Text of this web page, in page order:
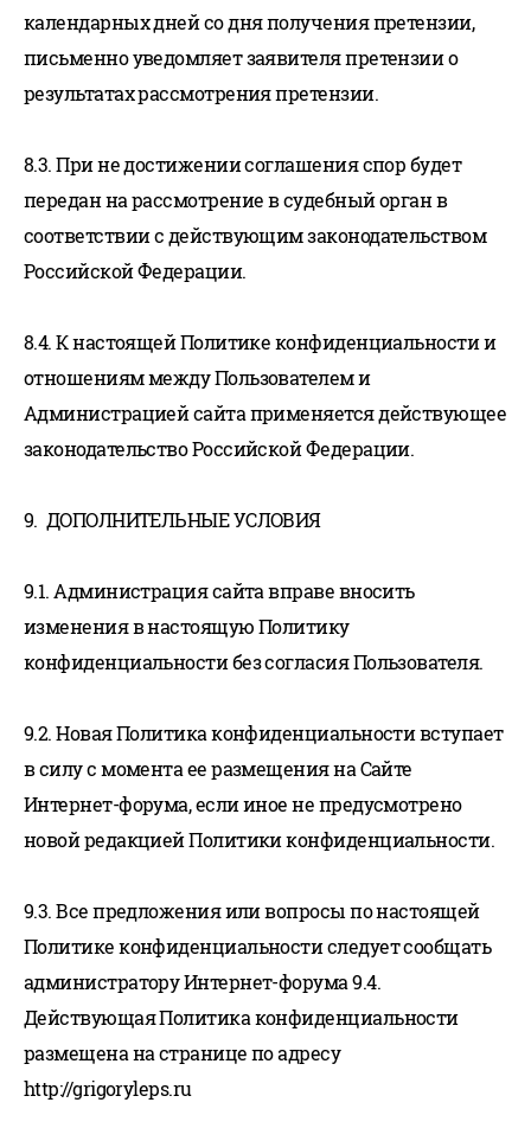
календарных дней со дня получения претензии,
письменно уведомляет заявителя претензии о
результатах рассмотрения претензии.
8.3. При не достижении соглашения спор будет
передан на рассмотрение в судебный орган в
соответствии с действующим законодательством
Российской Федерации.
8.4. К настоящей Политике конфиденциальности и
отношениям между Пользователем и
Администрацией сайта применяется действующее
законодательство Российской Федерации.
9. ДОПОЛНИТЕЛЬНЫЕ УСЛОВИЯ
9.1. Администрация сайта вправе вносить
изменения в настоящую Политику
конфиденциальности без согласия Пользователя.
9.2. Новая Политика конфиденциальности вступает
в силу с момента ее размещения на Сайте
Интернет-форума, если иное не предусмотрено
новой редакцией Политики конфиденциальности.
9.3. Все предложения или вопросы по настоящей
Политике конфиденциальности следует сообщать
администратору Интернет-форума 9.4.
Действующая Политика конфиденциальности
размещена на странице по адресу
http://grigoryleps.ru